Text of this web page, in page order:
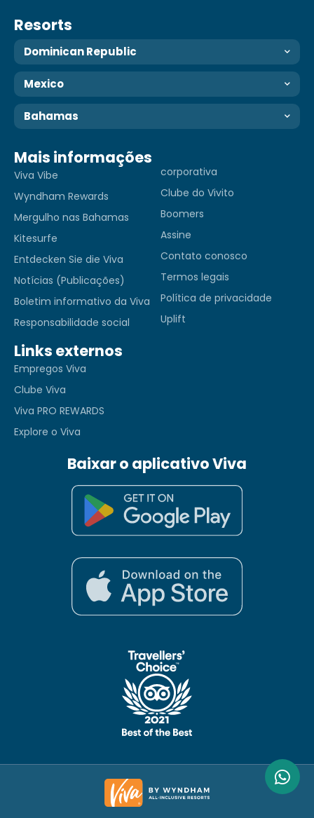
Resorts
Dominican Republic
Mexico
Bahamas
Mais informações
Viva Vibe
Wyndham Rewards
Mergulho nas Bahamas
Kitesurfe
Entdecken Sie die Viva
Notícias (Publicações)
Boletim informativo da Viva
Responsabilidade social
corporativa
Clube do Vivito
Boomers
Assine
Contato conosco
Termos legais
Política de privacidade
Uplift
Links externos
Empregos Viva
Clube Viva
Viva PRO REWARDS
Explore o Viva
Baixar o aplicativo Viva